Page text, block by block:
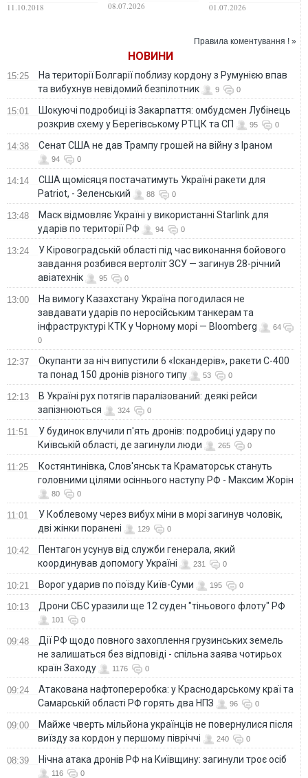
десятки тысяч
11.10.2018
08.07.2026
допомогу. Це дуже
черговий звіт БО
01.07.2026
Правила коментування ! »
НОВИНИ
15:25
На території Болгарії поблизу кордону з Румунією впав
та вибухнув невідомий безпілотник
9 0
15:01
Шокуючі подробиці із Закарпаття: омбудсмен Лубінець
розкрив схему у Берегівському РТЦК та СП
95 0
14:38 Сенат США не дав Трампу грошей на війну з Іраном
94 0
14:14
США щомісяця постачатимуть Україні ракети для
Patriot, - Зеленський
88 0
13:48
Маск відмовляє Україні у використанні Starlink для
ударів по території РФ
94 0
13:24
У Кіровоградській області під час виконання бойового
завдання розбився вертоліт ЗСУ — загинув 28-річний
авіатехнік
95 0
13:00
На вимогу Казахстану Україна погодилася не
завдавати ударів по неросійським танкерам та
інфраструктурі КТК у Чорному морі — Bloomberg
64
0
12:37
Окупанти за ніч випустили 6 «Іскандерів», ракети С-400
та понад 150 дронів різного типу
53 0
12:13
В Україні рух потягів паралізований: деякі рейси
запізнюються
324 0
11:51
У будинок влучили п'ять дронів: подробиці удару по
Київській області, де загинули люди
265 0
11:25
Костянтинівка, Слов'янськ та Краматорськ стануть
головними цілями осіннього наступу РФ - Максим Жорін
80 0
11:01
У Коблевому через вибух міни в морі загинув чоловік,
дві жінки поранені
129 0
10:42
Пентагон усунув від служби генерала, який
координував допомогу Україні
231 0
10:21 Ворог ударив по поїзду Київ-Суми 195 0
10:13 Дрони СБС уразили ще 12 суден "тіньового флоту" РФ
101 0
09:48
Дії РФ щодо повного захоплення грузинських земель
не залишаться без відповіді - спільна заява чотирьох
країн Заходу
1176 0
09:24
Атакована нафтопереробка: у Краснодарському краї та
Самарській області РФ горять два НПЗ
96 0
09:00
Майже чверть мільйона українців не повернулися після
виїзду за кордон у першому півріччі
240 0
08:39 Нічна атака дронів РФ на Київщину: загинули троє осіб
116 0